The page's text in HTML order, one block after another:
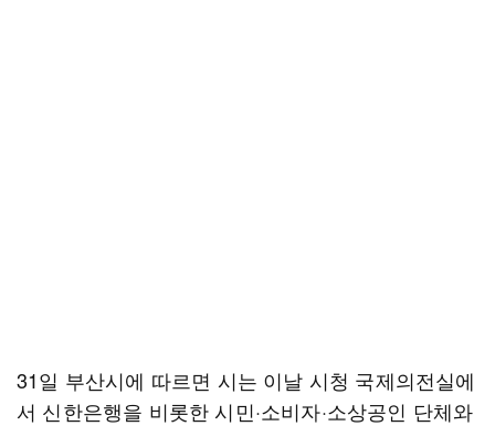
31일 부산시에 따르면 시는 이날 시청 국제의전실에
서 신한은행을 비롯한 시민·소비자·소상공인 단체와